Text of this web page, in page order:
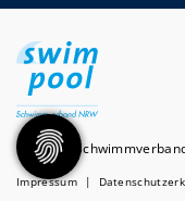
© 2026 -
Impressum|